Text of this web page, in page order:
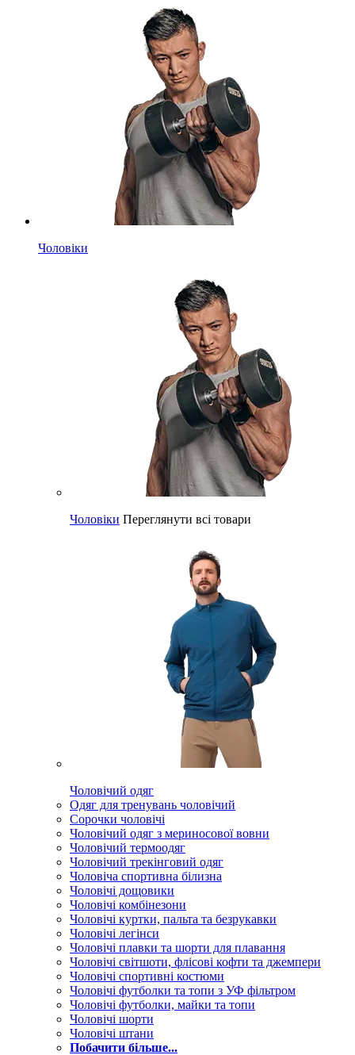
Чоловіки
Чоловіки Переглянути всі товари
Чоловічий одяг
Одяг для тренувань чоловічий
Сорочки чоловічі
Чоловічий одяг з мериносової вовни
Чоловічий термоодяг
Чоловічий трекінговий одяг
Чоловіча спортивна білизна
Чоловічі дощовики
Чоловічі комбінезони
Чоловічі куртки, пальта та безрукавки
Чоловічі легінси
Чоловічі плавки та шорти для плавання
Чоловічі світшоти, флісові кофти та джемпери
Чоловічі спортивні костюми
Чоловічі футболки та топи з УФ фільтром
Чоловічі футболки, майки та топи
Чоловічі шорти
Чоловічі штани
Побачити більше...